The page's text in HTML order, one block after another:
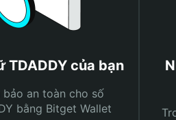
TDADDY của bạn
an toàn cho số
bằng Bitget Wallet